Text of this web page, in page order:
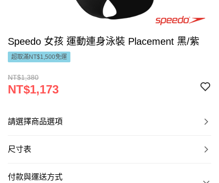
Speedo 女孩 運動連身泳裝 Placement 黑/紫
超取滿NT$1,500免運
NT$1,380
NT$1,173
請選擇商品選項
尺寸表
付款與運送方式